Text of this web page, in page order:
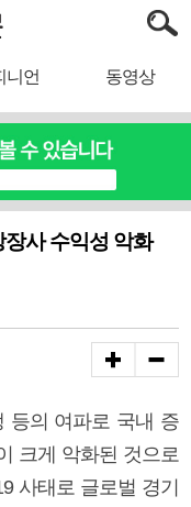
니언 동영상
사 수익성 악화
등의 여파로 국내 증
크게 악화된 것으로
사태로 글로벌 경기